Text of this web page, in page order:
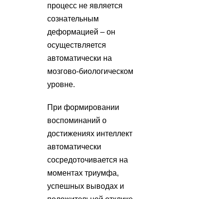
процесс не является
сознательным
деформацией – он
осуществляется
автоматически на
мозгово-биологическом
уровне.
При формировании
воспоминаний о
достижениях интеллект
автоматически
сосредоточивается на
моментах триумфа,
успешных выводах и